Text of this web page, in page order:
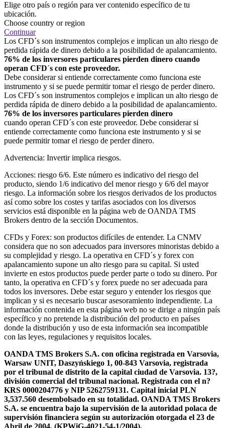
Elige otro país o región para ver contenido específico de tu
ubicación.
Choose country or region
Continuar
Los CFD´s son instrumentos complejos e implican un alto riesgo de
perdida rápida de dinero debido a la posibilidad de apalancamiento.
76% de los inversores particulares pierden dinero cuando
operan CFD´s con este proveedor.
Debe considerar si entiende correctamente como funciona este
instrumento y si se puede permitir tomar el riesgo de perder dinero.
Los CFD´s son instrumentos complejos e implican un alto riesgo de
perdida rápida de dinero debido a la posibilidad de apalancamiento.
76% de los inversores particulares pierden dinero
cuando operan CFD´s con este proveedor. Debe considerar si
entiende correctamente como funciona este instrumento y si se
puede permitir tomar el riesgo de perder dinero.
Advertencia: Invertir implica riesgos.
Acciones: riesgo 6/6. Este número es indicativo del riesgo del
producto, siendo 1/6 indicativo del menor riesgo y 6/6 del mayor
riesgo. La información sobre los riesgos derivados de los productos
así como sobre los costes y tarifas asociados con los diversos
servicios está disponible en la página web de OANDA TMS
Brokers dentro de la sección Documentos.
CFDs y Forex: son productos difíciles de entender. La CNMV
considera que no son adecuados para inversores minoristas debido a
su complejidad y riesgo. La operativa en CFD´s y forex con
apalancamiento supone un alto riesgo para su capital. Si usted
invierte en estos productos puede perder parte o todo su dinero. Por
tanto, la operativa en CFD´s y forex puede no ser adecuada para
todos los inversores. Debe estar seguro y entender los riesgos que
implican y si es necesario buscar asesoramiento independiente. La
información contenida en esta página web no se dirige a ningún país
específico y no pretende la distribución del producto en países
donde la distribución y uso de esta información sea incompatible
con las leyes, regulaciones y requisitos locales.
OANDA TMS Brokers S.A. con oficina registrada en Varsovia,
Warsaw UNIT, Daszyńskiego 1, 00-843 Varsovia, registrada
por el tribunal de distrito de la capital ciudad de Varsovia. 13?,
división comercial del tribunal nacional. Registrada con el n?
KRS 0000204776 y NIP 5262759131. Capital inicial PLN
3,537.560 desembolsado en su totalidad. OANDA TMS Brokers
S.A. se encuentra bajo la supervisión de la autoridad polaca de
supervisión financiera según su autorización otorgada el 23 de